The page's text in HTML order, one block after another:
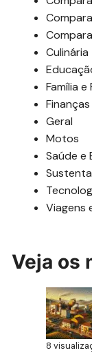
Culinária
Família
Geral
Motos
Saúde e
Viagens
Veja os
8